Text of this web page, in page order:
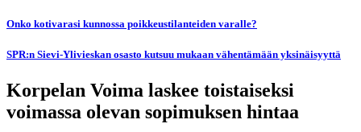
Onko kotivarasi kunnossa poikkeustilanteiden varalle?
SPR:n Sievi-Ylivieskan osasto kutsuu mukaan vähentämään yksinäisyyttä
Korpelan Voima laskee toistaiseksi
voimassa olevan sopimuksen hintaa